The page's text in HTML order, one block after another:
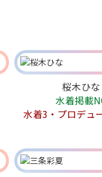
桜木ひな
水着掲載
水着3・プロデュ